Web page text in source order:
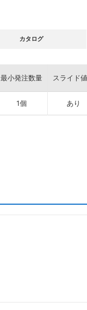
カタログ
最小発注数量 スライド
1個 あり